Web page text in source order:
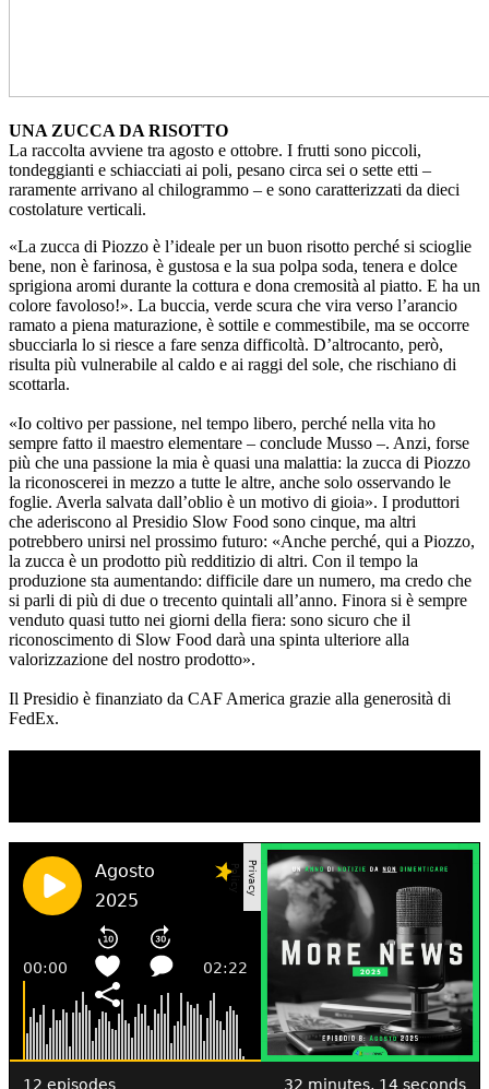
UNA ZUCCA DA RISOTTO
La raccolta avviene tra agosto e ottobre. I frutti sono piccoli,
tondeggianti e schiacciati ai poli, pesano circa sei o sette etti –
raramente arrivano al chilogrammo – e sono caratterizzati da dieci
costolature verticali.
«La zucca di Piozzo è l’ideale per un buon risotto perché si scioglie
bene, non è farinosa, è gustosa e la sua polpa soda, tenera e dolce
sprigiona aromi durante la cottura e dona cremosità al piatto. E ha un
colore favoloso!». La buccia, verde scura che vira verso l’arancio
ramato a piena maturazione, è sottile e commestibile, ma se occorre
sbucciarla lo si riesce a fare senza difficoltà. D’altrocanto, però,
risulta più vulnerabile al caldo e ai raggi del sole, che rischiano di
scottarla.
«Io coltivo per passione, nel tempo libero, perché nella vita ho
sempre fatto il maestro elementare – conclude Musso –. Anzi, forse
più che una passione la mia è quasi una malattia: la zucca di Piozzo
la riconoscerei in mezzo a tutte le altre, anche solo osservando le
foglie. Averla salvata dall’oblio è un motivo di gioia». I produttori
che aderiscono al Presidio Slow Food sono cinque, ma altri
potrebbero unirsi nel prossimo futuro: «Anche perché, qui a Piozzo,
la zucca è un prodotto più redditizio di altri. Con il tempo la
produzione sta aumentando: difficile dare un numero, ma credo che
si parli di più di due o trecento quintali all’anno. Finora si è sempre
venduto quasi tutto nei giorni della fiera: sono sicuro che il
riconoscimento di Slow Food darà una spinta ulteriore alla
valorizzazione del nostro prodotto».
Il Presidio è finanziato da CAF America grazie alla generosità di
FedEx.